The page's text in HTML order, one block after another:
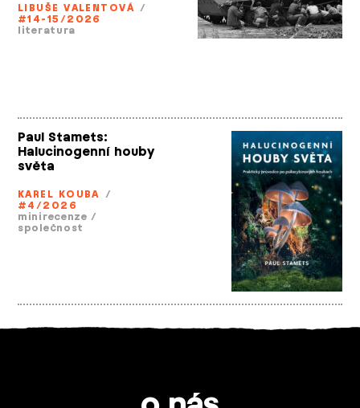
LIBUŠE VALENTOVÁ /
#14-15/2026
literatura
Paul Stamets:
Halucinogenní houby
světa
KAREL KOUBA /
#4/2026
minirecenze /
společnost